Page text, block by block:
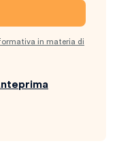
in materia di